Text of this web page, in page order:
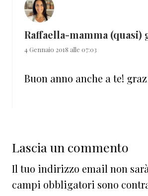
Raffaella-mamma (quasi)
4 Gennaio 2018 alle 07:03
Buon anno anche a te!
Lascia un commento
Il tuo indirizzo email non
campi obbligatori sono